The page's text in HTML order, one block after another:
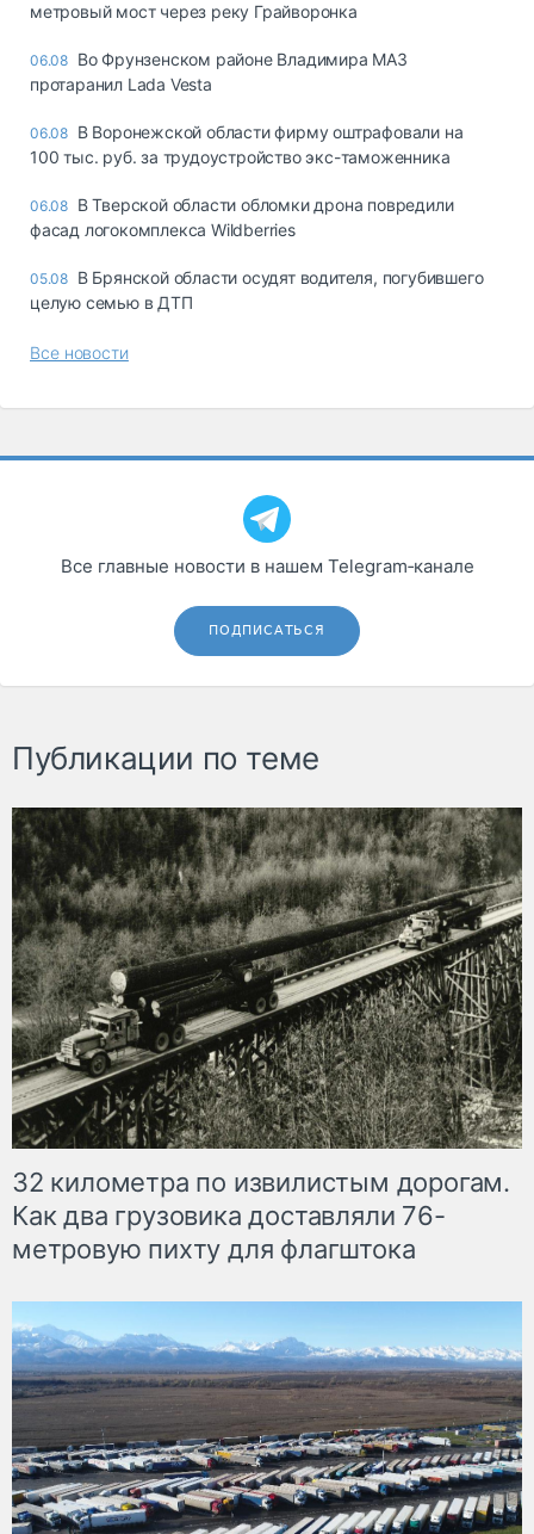
метровый мост через реку Грайворонка
06.08 Во Фрунзенском районе Владимира МАЗ
протаранил Lada Vesta
06.08 В Воронежской области фирму оштрафовали на
100 тыс. руб. за трудоустройство экс-таможенника
06.08 В Тверской области обломки дрона повредили
фасад логокомплекса Wildberries
05.08 В Брянской области осудят водителя, погубившего
целую семью в ДТП
Все новости
Все главные новости в нашем Telegram‑канале
ПОДПИСАТЬСЯ
Публикации по теме
32 километра по извилистым дорогам.
Как два грузовика доставляли 76-
метровую пихту для флагштока